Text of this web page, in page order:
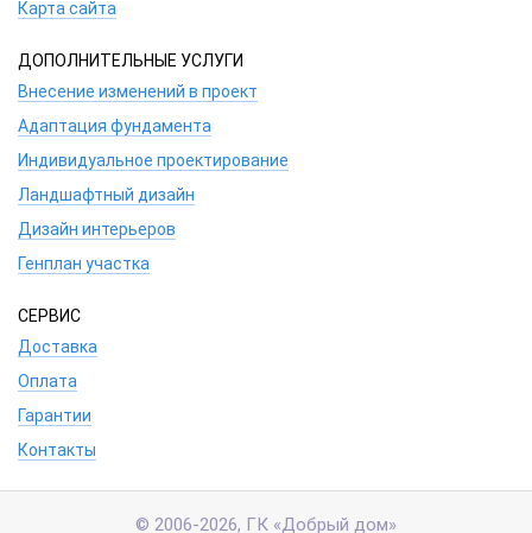
Карта сайта
ДОПОЛНИТЕЛЬНЫЕ УСЛУГИ
Внесение изменений в проект
Адаптация фундамента
Индивидуальное проектирование
Ландшафтный дизайн
Дизайн интерьеров
Генплан участка
СЕРВИС
Доставка
Оплата
Гарантии
Контакты
© 2006-2026, ГК «Добрый дом»